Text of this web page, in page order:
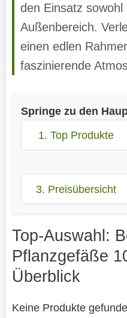
den Einsatz
Außenbereich.
einen edlen
faszinierende
Springe zu den
1. Top Produkte
3. Preisübersicht
Top-Auswahl:
Pflanzgefäße
Überblick
Keine Produkte